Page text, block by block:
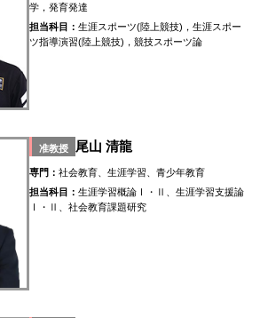
学，発育発達
担当科目：生涯スポーツ(陸上競技)，生涯スポー
ツ指導演習(陸上競技)，競技スポーツ論
准教授 尾山 清龍
専門：社会教育、生涯学習、青少年教育
担当科目：生涯学習概論Ⅰ・Ⅱ、生涯学習支援論
Ⅰ・Ⅱ、社会教育課題研究